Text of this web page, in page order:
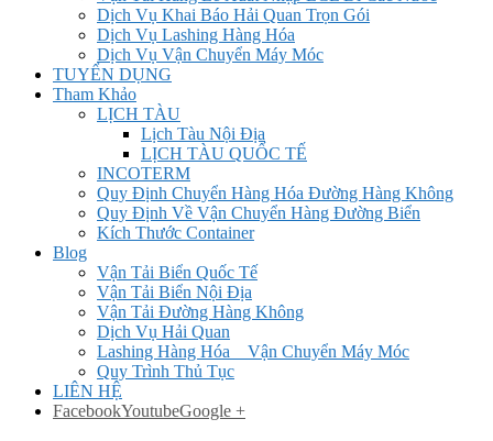
Dịch Vụ Khai Báo Hải Quan Trọn Gói
Dịch Vụ Lashing Hàng Hóa
Dịch Vụ Vận Chuyển Máy Móc
TUYỂN DỤNG
Tham Khảo
LỊCH TÀU
Lịch Tàu Nội Địa
LỊCH TÀU QUỐC TẾ
INCOTERM
Quy Định Chuyển Hàng Hóa Đường Hàng Không
Quy Định Về Vận Chuyển Hàng Đường Biển
Kích Thước Container
Blog
Vận Tải Biển Quốc Tế
Vận Tải Biển Nội Địa
Vận Tải Đường Hàng Không
Dịch Vụ Hải Quan
Lashing Hàng Hóa _ Vận Chuyển Máy Móc
Quy Trình Thủ Tục
LIÊN HỆ
FacebookYoutubeGoogle +